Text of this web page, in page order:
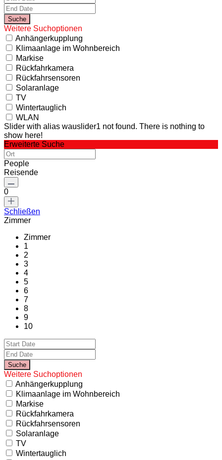
Weitere Suchoptionen
Anhängerkupplung
Klimaanlage im Wohnbereich
Markise
Rückfahrkamera
Rückfahrsensoren
Solaranlage
TV
Wintertauglich
WLAN
Slider with alias wauslider1 not found. There is nothing to
show here!
Erweiterte Suche
People
Reisende
0
Schließen
Zimmer
Zimmer
1
2
3
4
5
6
7
8
9
10
Weitere Suchoptionen
Anhängerkupplung
Klimaanlage im Wohnbereich
Markise
Rückfahrkamera
Rückfahrsensoren
Solaranlage
TV
Wintertauglich